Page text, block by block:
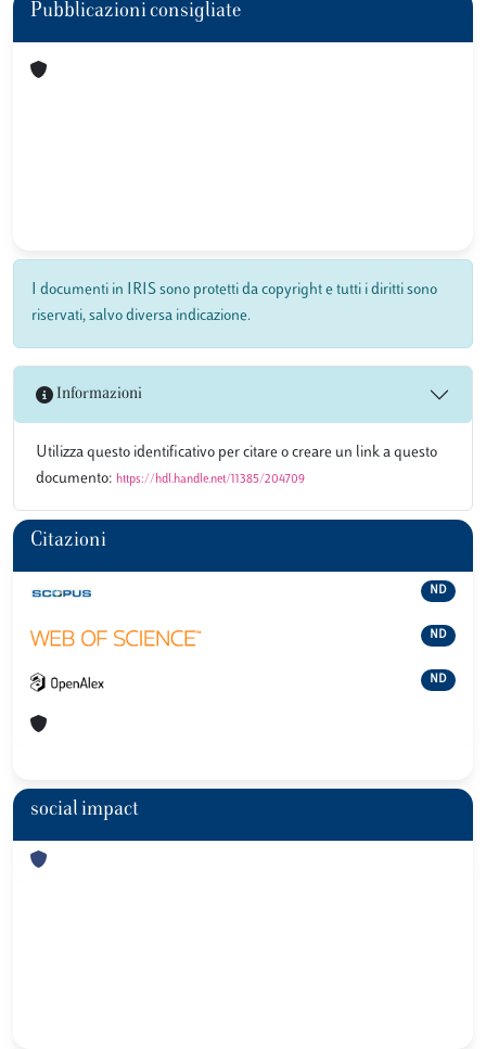
Pubblicazioni consigliate
I documenti in IRIS sono protetti da copyright e tutti i diritti sono
riservati, salvo diversa indicazione.
Informazioni
Utilizza questo identificativo per citare o creare un link a questo
documento: https://hdl.handle.net/11385/204709
Citazioni
ND
ND
ND
social impact